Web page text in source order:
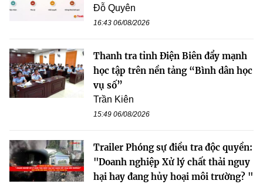
Đỗ Quyên
16:43 06/08/2026
Thanh tra tỉnh Điện Biên đẩy mạnh
học tập trên nền tảng “Bình dân học
vụ số”
Trần Kiên
15:49 06/08/2026
Trailer Phóng sự điều tra độc quyền:
"Doanh nghiệp Xử lý chất thải nguy
hại hay đang hủy hoại môi trường? "